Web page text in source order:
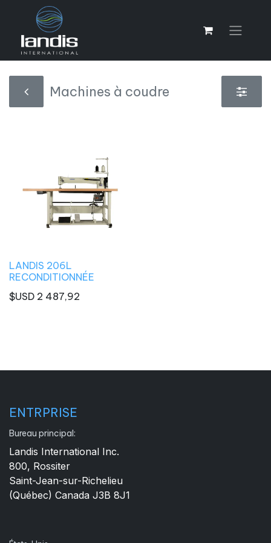
Machines à coudre
LANDIS 206L
RECONDITIONNÉE
$USD 2 487,92
ENTRPRISE
Bureau principal:
Landis International Inc.
800, Rossiter
Saint-Jean-sur-Richelieu
(Québec) Canada J3B 8J1